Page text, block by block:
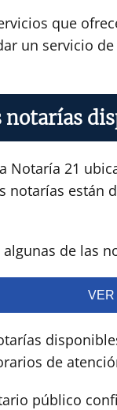
que
un servicio
notarías
Notaría 21
notarías
de las
VER
de
público